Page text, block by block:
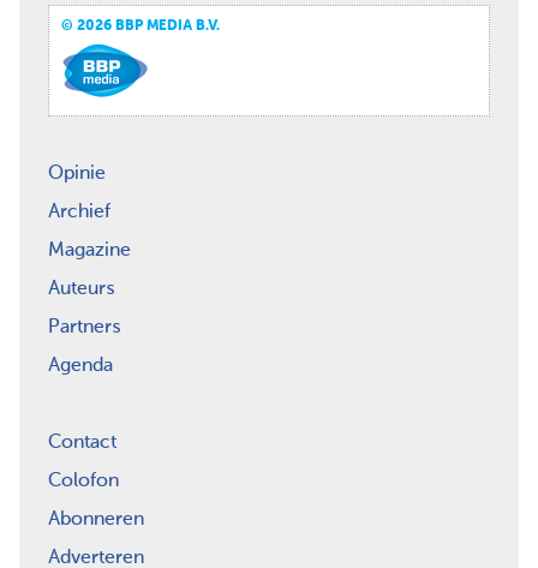
© 2026 BBP MEDIA B.V.
Opinie
Archief
Magazine
Auteurs
Partners
Agenda
Contact
Colofon
Abonneren
Adverteren